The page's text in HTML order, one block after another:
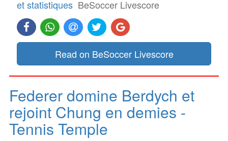
et statistiques BeSoccer Livescore
Read on BeSoccer Livescore
Federer domine Berdych et
rejoint Chung en demies -
Tennis Temple